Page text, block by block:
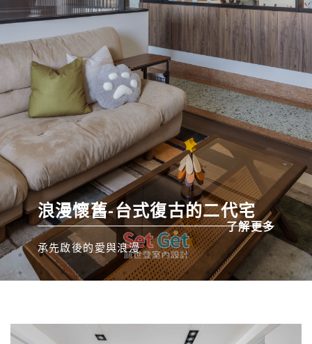
了解更多
浪漫懷舊-台式復古的二代宅
了解更多
承先啟後的愛與浪漫
了解更多
了解更多
了解更多
了解更多
了解更多
了解更多
了解更多
了解更多
了解更多
了解更多
了解更多
了解更多
了解更多
了解更多
了解更多
了解更多
了解更多
了解更多
了解更多
了解更多
了解更多
了解更多
了解更多
了解更多
了解更多
了解更多
了解更多
了解更多
了解更多
了解更多
了解更多
了解更多
了解更多